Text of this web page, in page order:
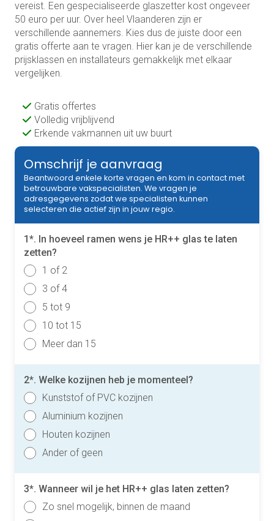
vereist. Een gespecialiseerde glaszetter kost ongeveer
50 euro per uur. Over heel Vlaanderen zijn er
verschillende aannemers. Kies dus de juiste door een
gratis offerte aan te vragen. Hier kan je de verschillende
prijsklassen en installateurs gemakkelijk met elkaar
vergelijken.
Gratis offertes
Volledig vrijblijvend
Erkende vakmannen uit uw buurt
Omschrijf je aanvraag
Beantwoord enkele korte vragen en kom in contact met
betrouwbare vakspecialisten. We vragen je
adresgegevens zodat we specialisten kunnen
selecteren die actief zijn in jouw regio.
1*. In hoeveel ramen wens je HR++ glas te laten
zetten?
1 of 2
3 of 4
5 tot 9
10 tot 15
Meer dan 15
2*. Welke kozijnen heb je momenteel?
Kunststof of PVC kozijnen
Aluminium kozijnen
Houten kozijnen
Ander of geen
3*. Wanneer wil je het HR++ glas laten zetten?
Zo snel mogelijk, binnen de maand